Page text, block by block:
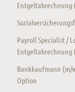
Entgeltabrechnung
Payroll Specialist /
Entgeltabrechnung
Bankkaufmann (m/
Option